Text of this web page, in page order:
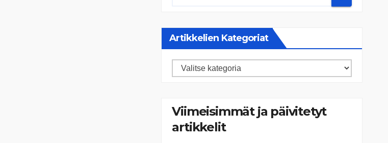
Artikkelien Kategoriat
Artikkelien
Viimeisimmät ja päivitetyt
artikkelit